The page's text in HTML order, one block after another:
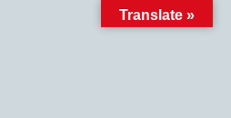
Translate »